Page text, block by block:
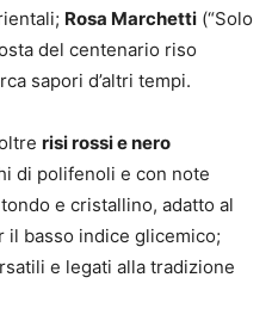
Rosa Marchetti (“Solo
del centenario riso
sapori d’altri tempi.
risi rossi e nero
di polifenoli e con note
e cristallino, adatto al
il basso indice glicemico;
e legati alla tradizione